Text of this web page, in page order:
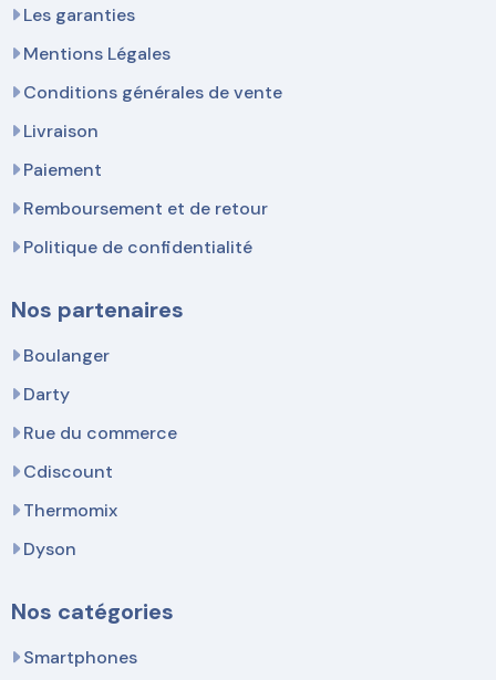
Les garanties
Mentions Légales
Conditions générales de vente
Livraison
Paiement
Remboursement et de retour
Politique de confidentialité
Nos partenaires
Boulanger
Darty
Rue du commerce
Cdiscount
Thermomix
Dyson
Nos catégories
Smartphones